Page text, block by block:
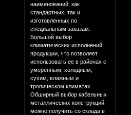
наименований, как
стандартных, так и
изготовленных по
специальным заказам.
Большой выбор
климатических исполнений
продукции, что позволяет
использовать ее в районах с
умеренным, холодным,
сухим, влажным и
тропическом климатах.
Обширный выбор кабельных
металлических конструкций
можно получить со склада в